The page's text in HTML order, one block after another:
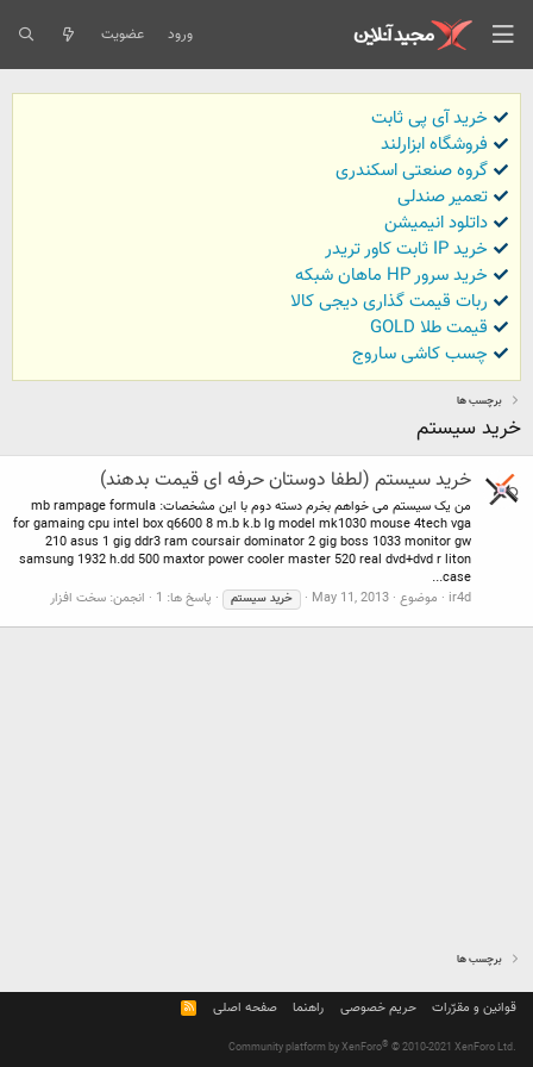
ورود عضویت
خرید آی پی ثابت
فروشگاه ابزارلند
گروه صنعتی اسکندری
تعمیر صندلی
داتلود انیمیشن
خرید IP ثابت کاور تریدر
خرید سرور HP ماهان شبکه
ربات قیمت گذاری دیجی کالا
قیمت طلا GOLD
چسب کاشی ساروج
برچسب ها
خرید سیستم
خرید سیستم (لطفا دوستان حرفه ای قیمت بدهند)
من یک سیستم می خواهم بخرم دسته دوم با این مشخصات: mb rampage formula
for gamaing cpu intel box q6600 8 m.b k.b lg model mk1030 mouse 4tech vga
210 asus 1 gig ddr3 ram coursair dominator 2 gig boss 1033 monitor gw
samsung 1932 h.dd 500 maxtor power cooler master 520 real dvd+dvd r liton
case...
ir4d
موضوع May 11, 2013 خرید سیستم پاسخ ها: 1 انجمن: سخت افزار
برچسب ها
قوانین و مقرّرات حریم خصوصی راهنما صفحه اصلی
R
S
Community platform by XenForo® © 2010-2021 XenForo Ltd.